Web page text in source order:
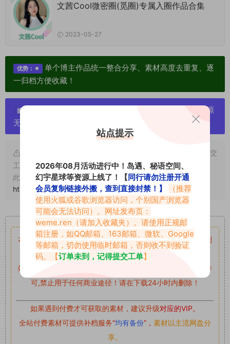
文茜Cool微密圈(觅圈)专属入圈作品合集
2023-05-27
优势：
单个博主作品统一整合分享、素材高度去重复、逐
一归档方便收藏！
提示：
严禁搬运资源链接，一经发现封号处理，素材资源
无露点、需求请绕道，关闭本站网页！
申明：本文资源均来源网友分享，若侵犯了您的权限可以提交
工单处理。
此外本文章皆属于原创文章，转载请注明出处！原文链接：
https://abcjyw.com/569.html
重要声明
本站资源均来自网络分享，如有侵犯你的权益请私信留言
收到
留言后，我们会第一时间进行审核后删除。
站内资源为网友个人学习或测试研究使用，未经原版权作者许
可,禁止用于任何商业途径！请在下载24小时内删除！
如果遇到付费才可获取的素材，建议升级对应的VIP。
全站付费素材可提供补档服务“均有备份”， 素材以主流网盘分
享。
站点提示
2026年08月活动进行中！岛遇、秘语空间、
幻宇星球等资源上线了！【同行请勿注册开通
会员复制链接外搬，查到直接封禁！】
（推荐
使用火狐或谷歌浏览器访问，个别国产浏览器
可能会无法访问）。网址发布页：
weme.ren （请加入收藏夹）。请使用正规邮
箱注册，如QQ邮箱、163邮箱、微软、Google
等邮箱，切勿使用临时邮箱，否则收不到验证
码。【订单未到，记得提交工单】